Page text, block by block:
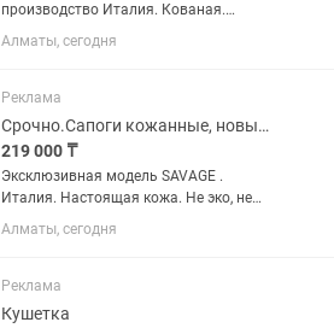
производство Италия. Кованая.
Поворот любой. Привозная. 18
ступенек, но возможно под
количество и длинну. Ступени и
перила...
Алматы, сегодня
Реклама
Срочно.Сапоги кожанные, новые. DIOR.
219 000 ₸
Эксклюзивная модель SAVAGE .
Италия. Настоящая кожа. Не эко, не
полу....самая настоящая. И снаружи и
внутри. Дополнительно оригинальные
некоторое время.
Алматы, сегодня
Реклама
Кушетка